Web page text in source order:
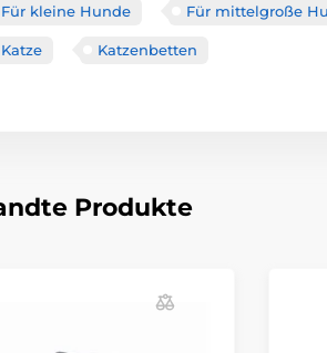
Für kleine Hunde Für mittelgroße
Katze Katzenbetten
Produkte